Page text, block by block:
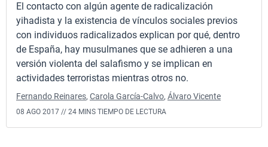
El contacto con algún agente de radicalización
yihadista y la existencia de vínculos sociales previos
con individuos radicalizados explican por qué, dentro
de España, hay musulmanes que se adhieren a una
versión violenta del salafismo y se implican en
actividades terroristas mientras otros no.
Fernando Reinares, Carola García-Calvo, Álvaro Vicente
08 AGO 2017 // 24 MINS TIEMPO DE LECTURA